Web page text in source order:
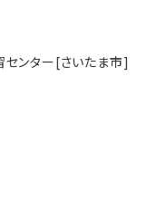
ンター[さいたま市]